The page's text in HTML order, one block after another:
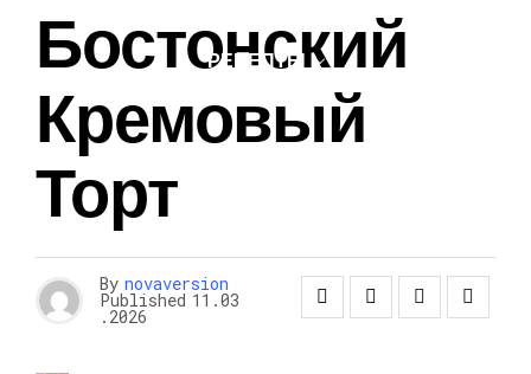
РЕЦЕПТЫ
Бостонский
Кремовый
Торт
By novaversion
Published 11.03
.2026